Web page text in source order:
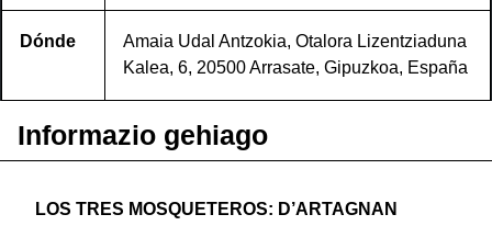
Dónde
Amaia Udal Antzokia, Otalora Lizentziaduna
Kalea, 6, 20500 Arrasate, Gipuzkoa, España
Informazio gehiago
LOS TRES MOSQUETEROS: D’ARTAGNAN